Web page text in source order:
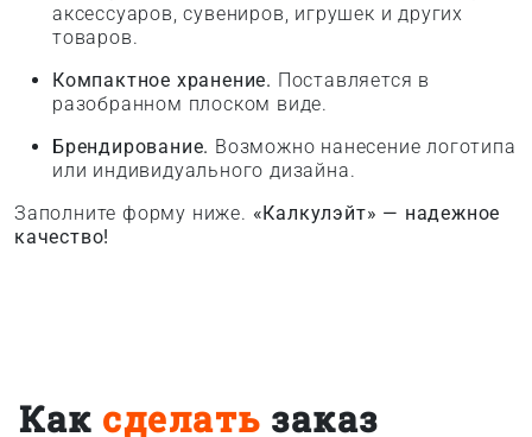
аксессуаров, сувениров, игрушек и других
товаров.
Компактное хранение. Поставляется в
разобранном плоском виде.
Брендирование. Возможно нанесение логотипа
или индивидуального дизайна.
Заполните форму ниже. «Калкулэйт» — надежное
качество!
Как сделать заказ